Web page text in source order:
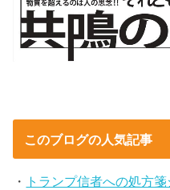
このブログの人気記事
・ トランプ信者への処方